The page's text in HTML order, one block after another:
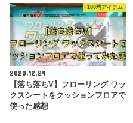
100均アイテム
2020.12.29
【落ち落ちV】フローリング ワッ
クスシートをクッションフロアで
使った感想